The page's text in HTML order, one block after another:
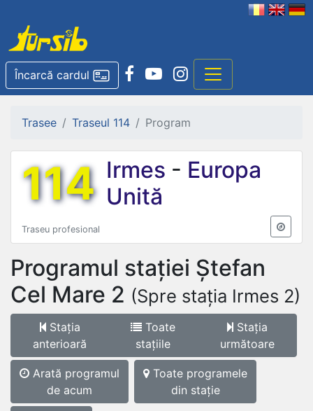
Încarcă cardul
Trasee Traseul 114 Program
114 Irmes - Europa
Unită
Traseu profesional
Programul stației Ștefan
Cel Mare 2 (Spre stația Irmes 2)
Stația
anterioară
Toate
stațiile
Stația
următoare
Arată programul
de acum
Toate programele
din stație